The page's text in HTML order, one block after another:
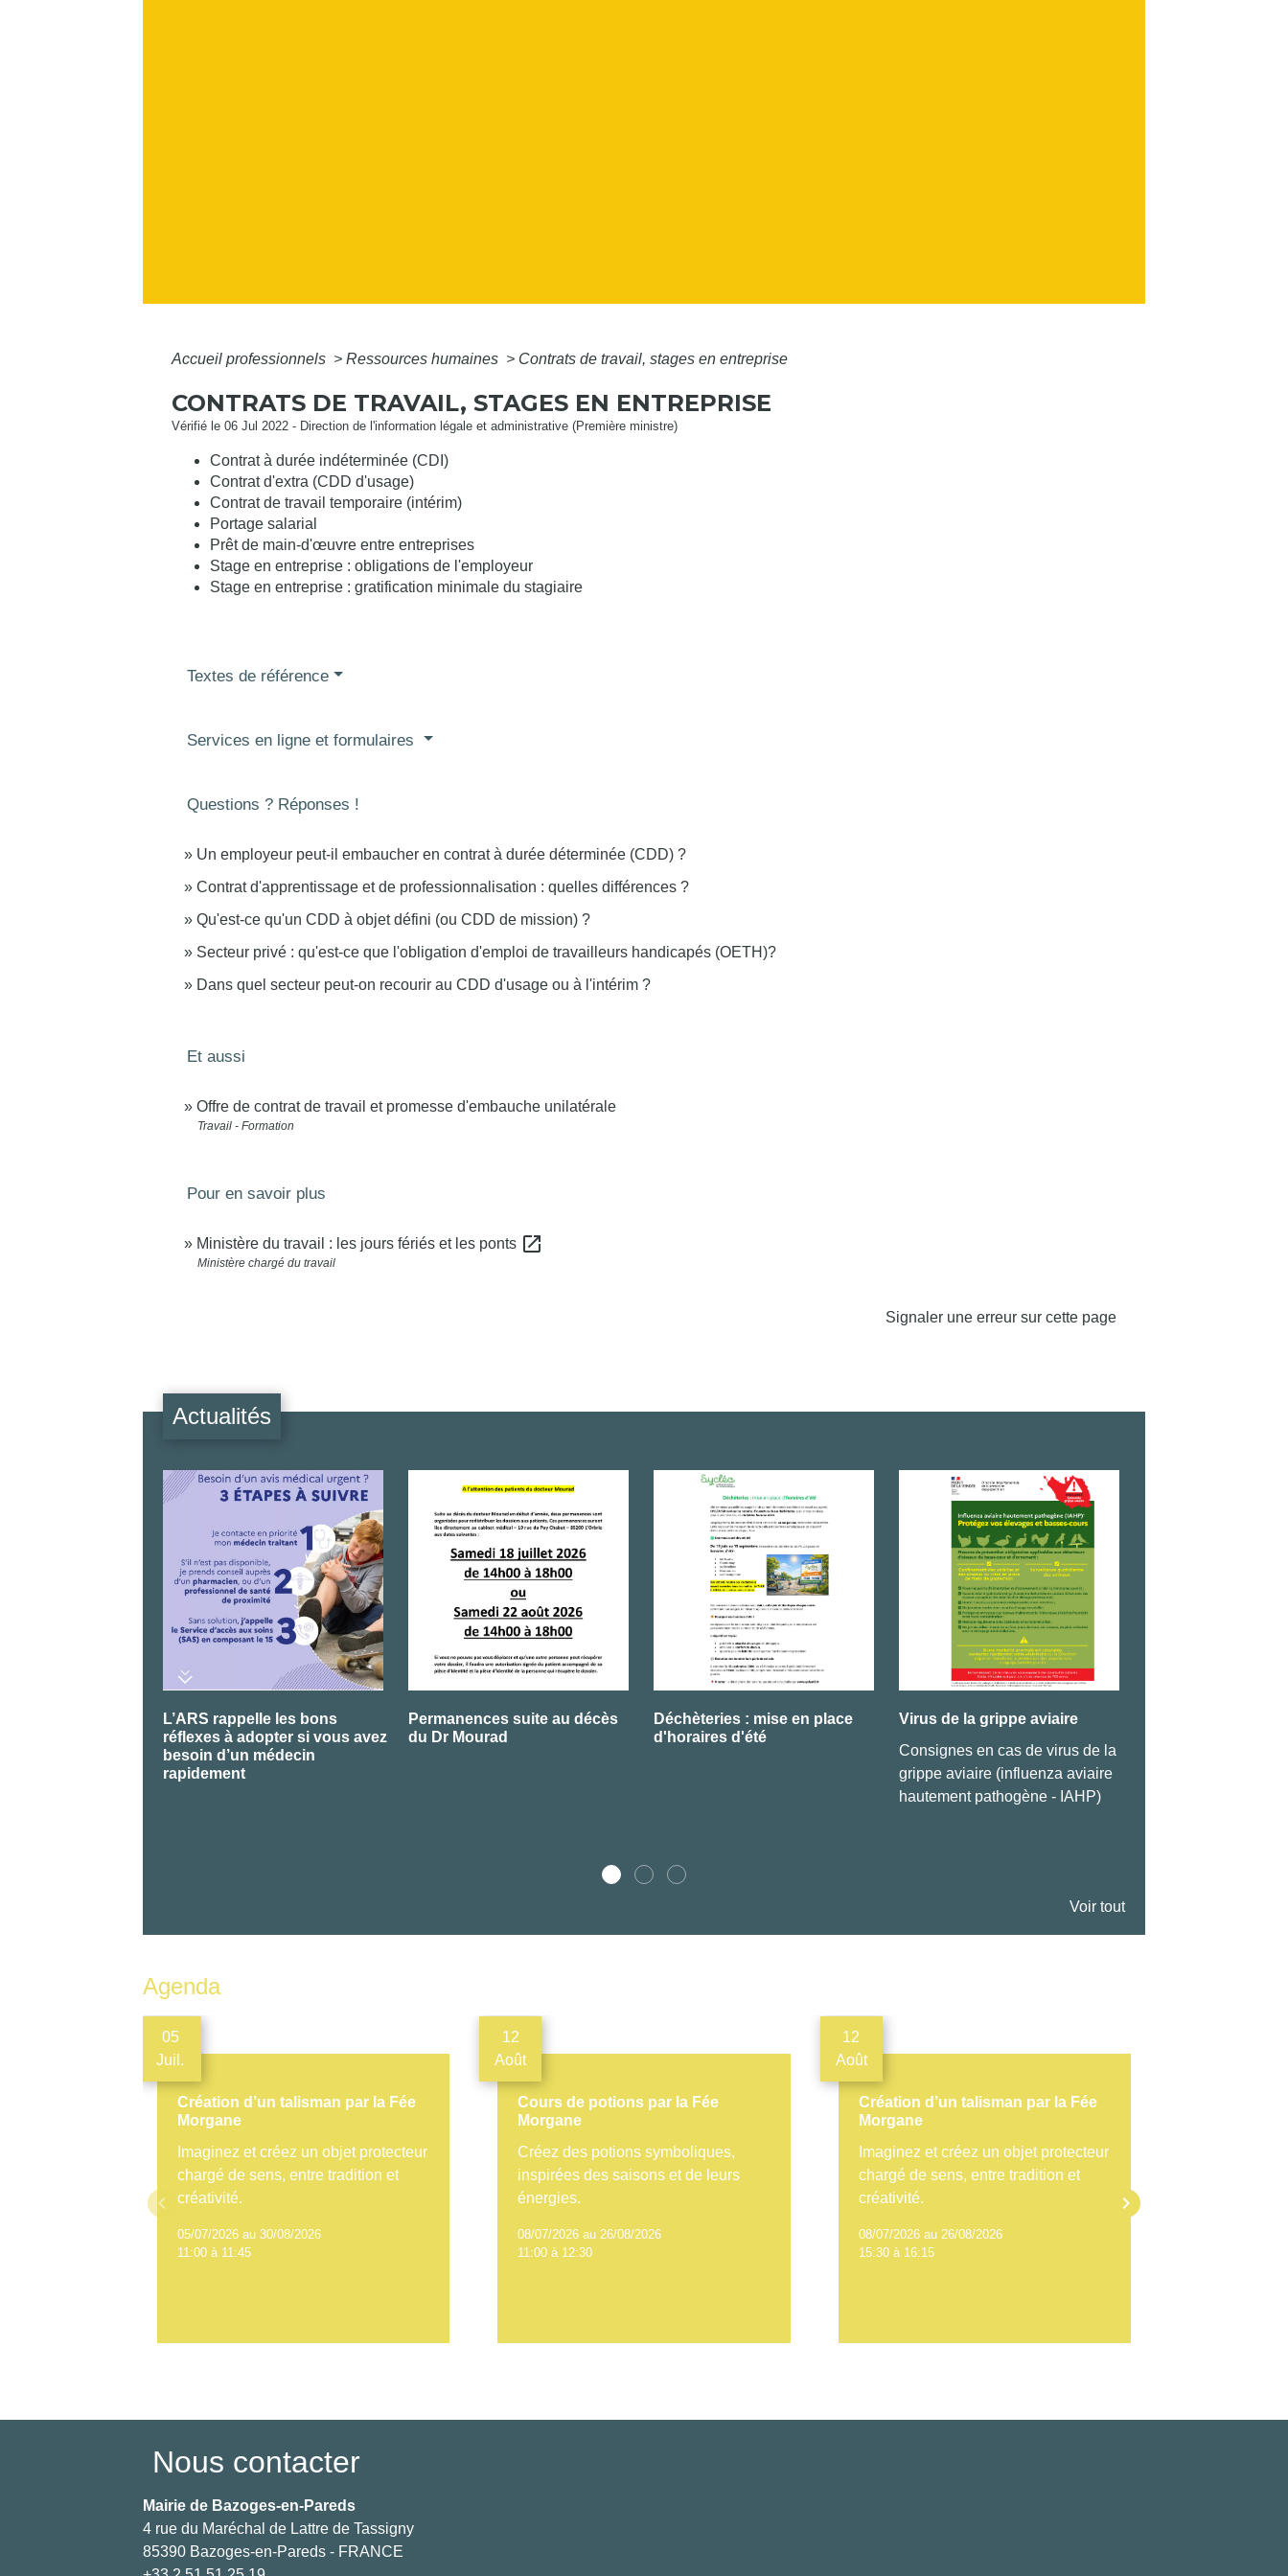
Accueil professionnels > Ressources humaines > Contrats de travail, stages en entreprise
CONTRATS DE TRAVAIL, STAGES EN ENTREPRISE
Vérifié le 06 Jul 2022 - Direction de l'information légale et administrative (Première ministre)
Contrat à durée indéterminée (CDI)
Contrat d'extra (CDD d'usage)
Contrat de travail temporaire (intérim)
Portage salarial
Prêt de main-d'œuvre entre entreprises
Stage en entreprise : obligations de l'employeur
Stage en entreprise : gratification minimale du stagiaire
Textes de référence
Services en ligne et formulaires
Questions ? Réponses !
Un employeur peut-il embaucher en contrat à durée déterminée (CDD) ?
Contrat d'apprentissage et de professionnalisation : quelles différences ?
Qu'est-ce qu'un CDD à objet défini (ou CDD de mission) ?
Secteur privé : qu'est-ce que l'obligation d'emploi de travailleurs handicapés (OETH)?
Dans quel secteur peut-on recourir au CDD d'usage ou à l'intérim ?
Et aussi
Offre de contrat de travail et promesse d'embauche unilatérale
Travail - Formation
Pour en savoir plus
Ministère du travail : les jours fériés et les ponts open_in_new
Ministère chargé du travail
Signaler une erreur sur cette page
Actualités
L’ARS rappelle les bons
réflexes à adopter si vous avez
besoin d’un médecin
rapidement
Permanences suite au décès
du Dr Mourad
Déchèteries : mise en place
d'horaires d'été
Virus de la grippe aviaire
Consignes en cas de virus de la
grippe aviaire (influenza aviaire
hautement pathogène - IAHP)
Voir tout
Agenda
05
Juil.
Création d’un talisman par la Fée
Morgane
Imaginez et créez un objet protecteur
chargé de sens, entre tradition et
créativité.
05/07/2026 au 30/08/2026
11:00 à 11:45
12
Août
Cours de potions par la Fée
Morgane
Créez des potions symboliques,
inspirées des saisons et de leurs
énergies.
08/07/2026 au 26/08/2026
11:00 à 12:30
12
Août
Création d’un talisman par la Fée
Morgane
Imaginez et créez un objet protecteur
chargé de sens, entre tradition et
créativité.
08/07/2026 au 26/08/2026
15:30 à 16:15
keyboard_arrow_left keyboard_arrow_right
Nous contacter
Mairie de Bazoges-en-Pareds
4 rue du Maréchal de Lattre de Tassigny
85390 Bazoges-en-Pareds - FRANCE